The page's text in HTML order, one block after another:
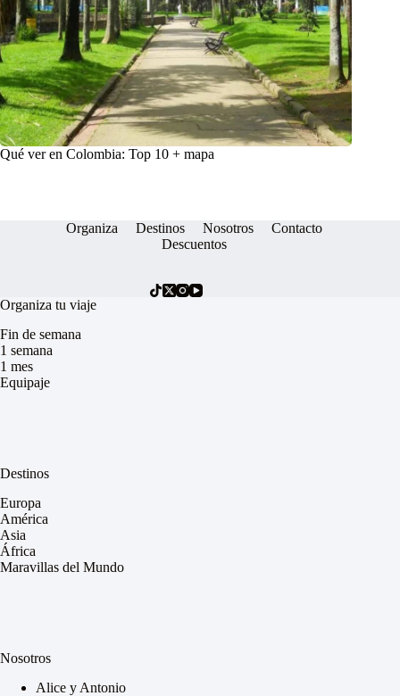
Qué ver en Colombia: Top 10 + mapa
Organiza Destinos Nosotros
Contacto
Descuentos
Organiza tu viaje
Fin de semana
1 semana
1 mes
Equipaje
Destinos
Europa
América
Asia
África
Maravillas del Mundo
Nosotros
Alice y Antonio